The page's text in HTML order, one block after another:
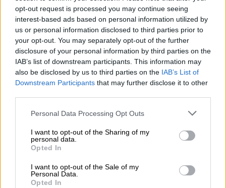
opt-out request is processed you may continue seeing
interest-based ads based on personal information utilized by
us or personal information disclosed to third parties prior to
your opt-out. You may separately opt-out of the further
disclosure of your personal information by third parties on the
IAB’s list of downstream participants. This information may
also be disclosed by us to third parties on the IAB’s List of
Downstream Participants that may further disclose it to other
Please note that this website/app uses one or more Google
not limited to your visit or usage behaviour. You may click to
grant or deny consent to Google and its third-party tags to
use your data for below specified purposes in below Google
consent section.
Personal Data Processing Opt Outs
I want to opt-out of the Sharing of my
personal data.
Opted In
I want to opt-out of the Sale of my
Personal Data.
Opted In
ψύξη και όχι πόνους στο στήθος ή δύσπνοια
για αυτό και του ζητήθηκε να πάει στο Ρίο.
«Πρέπει να μας εξηγήσουν γιατί δεν έδωσαν
τις πρώτες βοήθειες σε έναν συνάνθρωπό
μας…» αναφέρουν μέλη της οικογένειας του
εκλιπώντος, οι οποίοι κατηγορούν τους
υπευθύνους του νοσοκομείου για έλλειψη
σύζυγος της αδελφής του 49χρονου.
Σύμφωνα με το
«φύγε από εδώ δεν
εφημερεύει» ήταν η απάντηση που εισέπραξε
από το Νοσοκομείο «Άγιος Ανδρέας» όπου
απευθύνθηκε και τελικά ο λίγα μέτρα έξω